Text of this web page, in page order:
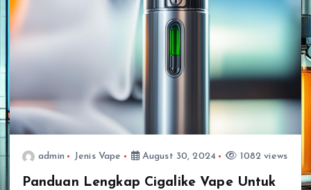
admin Jenis Vape August 30, 2024 1082 views
Panduan Lengkap Cigalike Vape Untuk